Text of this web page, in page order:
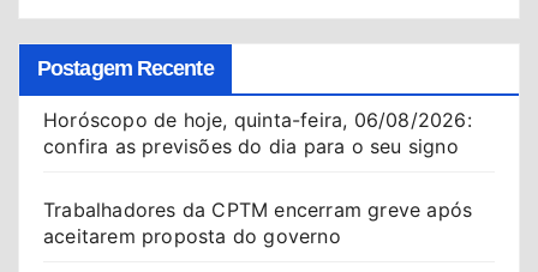
Postagem Recente
Horóscopo de hoje, quinta-feira, 06/08/2026:
confira as previsões do dia para o seu signo
Trabalhadores da CPTM encerram greve após
aceitarem proposta do governo